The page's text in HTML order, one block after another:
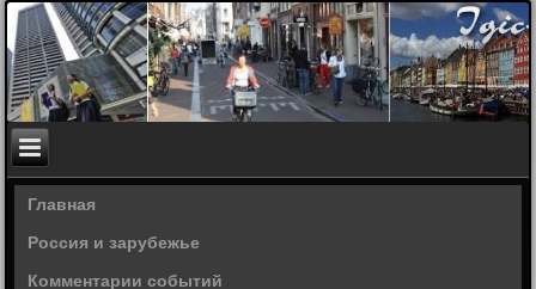
Главная
Россия и зарубежье
Комментарии событий